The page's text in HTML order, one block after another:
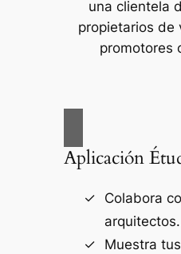
una clientela
propietarios de
promotores
Aplicación
Colabora
arquitectos.
Muestra